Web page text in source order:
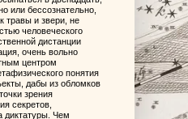
или бессознательно,
травы и звери, не
человеческого
дистанции
очень вольно
центром
понятия
дабы из обломков
зрения
секретов,
диктатуры. Чем